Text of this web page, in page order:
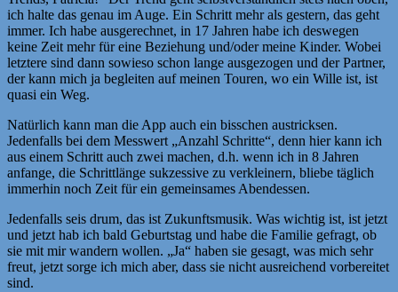
ich halte das genau im Auge. Ein Schritt mehr als gestern, das geht
immer. Ich habe ausgerechnet, in 17 Jahren habe ich deswegen
keine Zeit mehr für eine Beziehung und/oder meine Kinder. Wobei
letztere sind dann sowieso schon lange ausgezogen und der Partner,
der kann mich ja begleiten auf meinen Touren, wo ein Wille ist, ist
quasi ein Weg.
Natürlich kann man die App auch ein bisschen austricksen.
Jedenfalls bei dem Messwert „Anzahl Schritte“, denn hier kann ich
aus einem Schritt auch zwei machen, d.h. wenn ich in 8 Jahren
anfange, die Schrittlänge sukzessive zu verkleinern, bliebe täglich
immerhin noch Zeit für ein gemeinsames Abendessen.
Jedenfalls seis drum, das ist Zukunftsmusik. Was wichtig ist, ist jetzt
und jetzt hab ich bald Geburtstag und habe die Familie gefragt, ob
sie mit mir wandern wollen. „Ja“ haben sie gesagt, was mich sehr
freut, jetzt sorge ich mich aber, dass sie nicht ausreichend vorbereitet
sind.